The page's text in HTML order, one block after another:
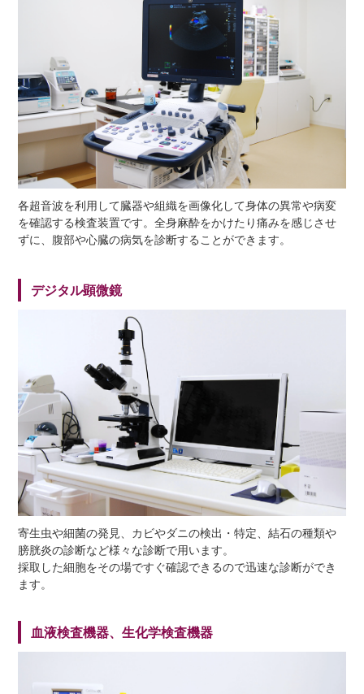
各超音波を利用して臓器や組織を画像化して身体の異常や病変
を確認する検査装置です。全身麻酔をかけたり痛みを感じさせ
ずに、腹部や心臓の病気を診断することができます。
デジタル顕微鏡
寄生虫や細菌の発見、カビやダニの検出・特定、結石の種類や
膀胱炎の診断など様々な診断で用います。
採取した細胞をその場ですぐ確認できるので迅速な診断ができ
ます。
血液検査機器、生化学検査機器